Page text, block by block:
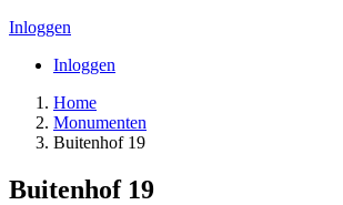
Inloggen
Inloggen
Home
Monumenten
Buitenhof 19
Buitenhof 19